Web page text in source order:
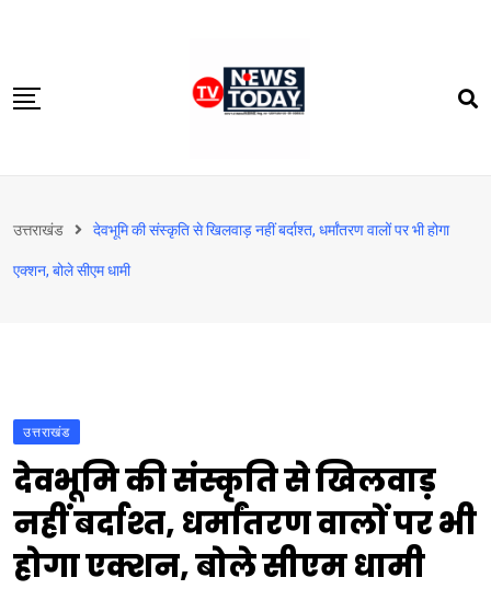
content
दिल्‍ली-एनसीआर
उत्तराखंड
बिजनेस
विदेश
उत्तराखंड देवभूमि की संस्कृति से खिलवाड़ नहीं बर्दाश्त, धर्मांतरण वालों पर भी होगा
एक्शन, बोले सीएम धामी
उत्तराखंड
देवभूमि की संस्कृति से खिलवाड़
नहीं बर्दाश्त, धर्मांतरण वालों पर भी
होगा एक्शन, बोले सीएम धामी